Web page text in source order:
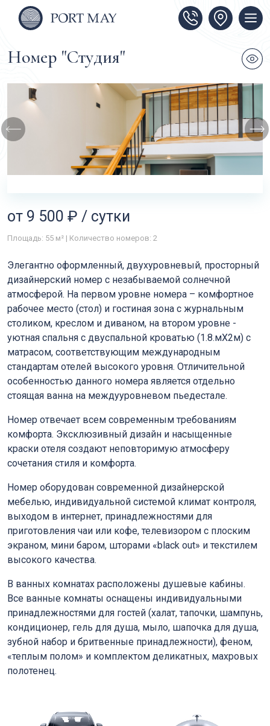
Номер "Студия"
от 9 500 ₽ / сутки
Площадь: 55 м² | Количество номеров: 2
Элегантно оформленный, двухуровневый, просторный
дизайнерский номер с незабываемой солнечной
атмосферой. На первом уровне номера – комфортное
рабочее место (стол) и гостиная зона с журнальным
столиком, креслом и диваном, на втором уровне -
уютная спальня с двуспальной кроватью (1.8.мХ2м) с
матрасом, соответствующим международным
стандартам отелей высокого уровня. Отличительной
особенностью данного номера является отдельно
стоящая ванна на междууровневом пьедестале.
Номер отвечает всем современным требованиям
комфорта. Эксклюзивный дизайн и насыщенные
краски отеля создают неповторимую атмосферу
сочетания стиля и комфорта.
Номер оборудован современной дизайнерской
мебелью, индивидуальной системой климат контроля,
выходом в интернет, принадлежностями для
приготовления чаи или кофе, телевизором с плоским
экраном, мини баром, шторами «black out» и текстилем
высокого качества.
В ванных комнатах расположены душевые кабины.
Все ванные комнаты оснащены индивидуальными
принадлежностями для гостей (халат, тапочки, шампунь,
кондиционер, гель для душа, мыло, шапочка для душа,
зубной набор и бритвенные принадлежности), феном,
«теплым полом» и комплектом деликатных, махровых
полотенец.